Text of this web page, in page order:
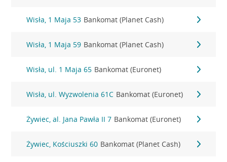
Wisła, 1 Maja 53 Bankomat (Planet Cash)
Wisła, 1 Maja 59 Bankomat (Planet Cash)
Wisła, ul. 1 Maja 65 Bankomat (Euronet)
Wisła, ul. Wyzwolenia 61C Bankomat (Euronet)
Żywiec, al. Jana Pawła II 7 Bankomat (Euronet)
Żywiec, Kościuszki 60 Bankomat (Planet Cash)